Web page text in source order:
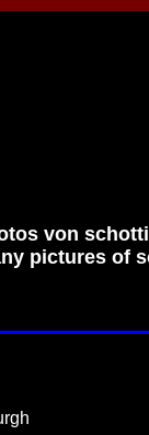
von
pictures of